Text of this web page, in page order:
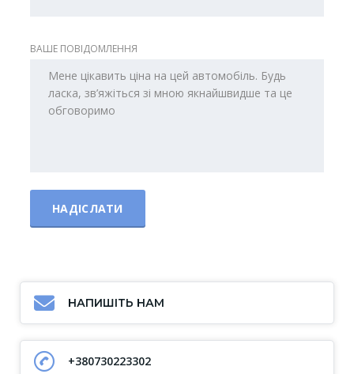
ВАШЕ ПОВІДОМЛЕННЯ
НАПИШІТЬ НАМ
+380730223302